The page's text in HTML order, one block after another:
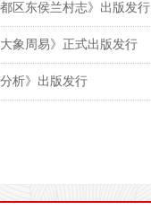
都区东侯兰村志》出版发行
象周易》正式出版发行
分析》出版发行